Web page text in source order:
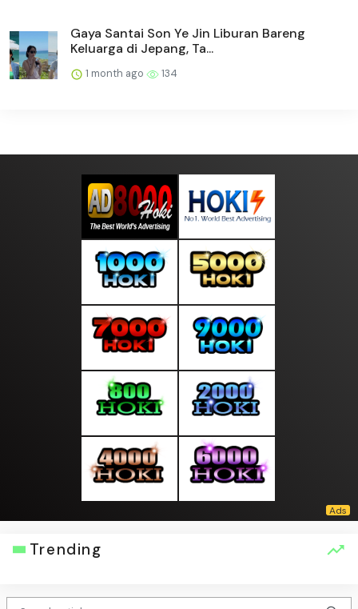
Gaya Santai Son Ye Jin Liburan Bareng
Keluarga di Jepang, Ta...
1 month ago 134
Trending